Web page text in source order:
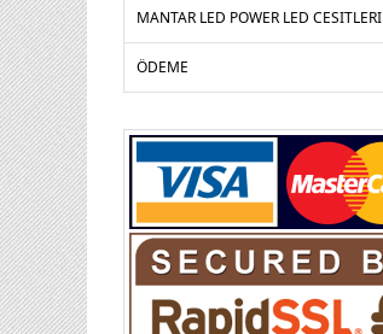
MANTAR LED POWER LED CESITLERI
ÖDEME